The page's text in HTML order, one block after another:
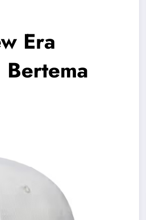
Era